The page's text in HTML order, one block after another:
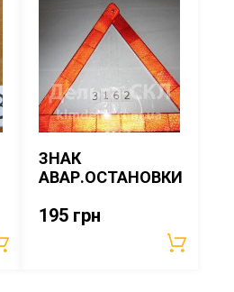
ЗНАК
АВАР.ОСТАНОВКИ
195 грн